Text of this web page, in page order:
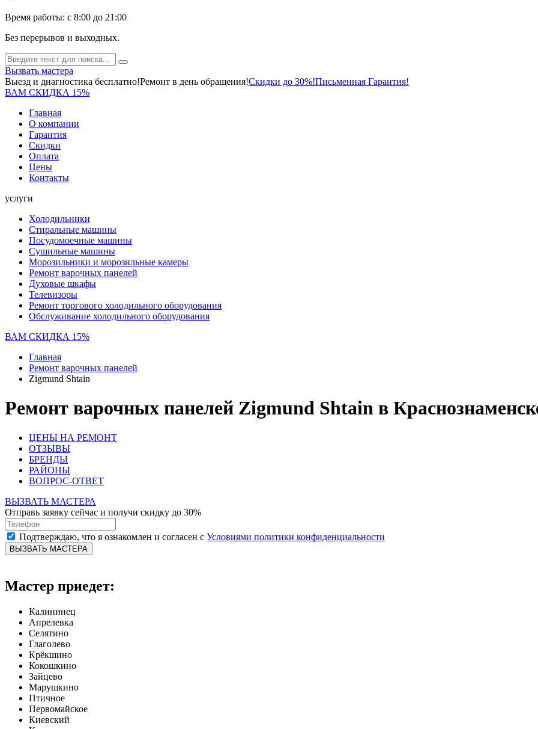
Время работы: c 8:00 до 21:00
Без перерывов и выходных.
Вызвать мастера
Выезд и диагностика бесплатно!Ремонт в день обращения!Скидки до 30%!Письменная Гарантия!
ВАМ СКИДКА 15%
Главная
О компании
Гарантия
Скидки
Оплата
Цены
Контакты
услуги
Холодильники
Стиральные машины
Посудомоечные машины
Сушильные машины
Морозильники и морозильные камеры
Ремонт варочных панелей
Духовые шкафы
Телевизоры
Ремонт торгового холодильного оборудования
Обслуживание холодильного оборудования
ВАМ СКИДКА 15%
Главная
Ремонт варочных панелей
Zigmund Shtain
Ремонт варочных панелей Zigmund Shtain в
ЦЕНЫ НА РЕМОНТ
ОТЗЫВЫ
БРЕНДЫ
РАЙОНЫ
ВОПРОС-ОТВЕТ
ВЫЗВАТЬ МАСТЕРА
Отправь заявку сейчас и получи скидку до 30%
Подтверждаю, что я ознакомлен и согласен с Условиями политики конфиденциальности
ВЫЗВАТЬ МАСТЕРА
Мастер приедет:
Калининец
Апрелевка
Селятино
Глаголево
Крёкшино
Кокошкино
Зайцево
Марушкино
Птичное
Первомайское
Киевский